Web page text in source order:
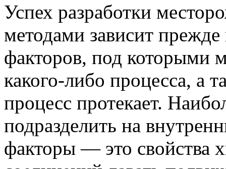
Успех разработки
методами зависит прежде
факторов, под
какого-либо процесса, а
процесс протекает.
подразделить на
факторы — это свойства